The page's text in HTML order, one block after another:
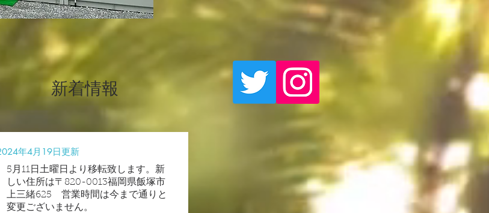
新着情報
年4月19日更新
5月11日土曜日より移転致します。新
しい住所は〒820-0013福岡県飯塚市
上三緒625 営業時間は今まで通りと
変更ございません。